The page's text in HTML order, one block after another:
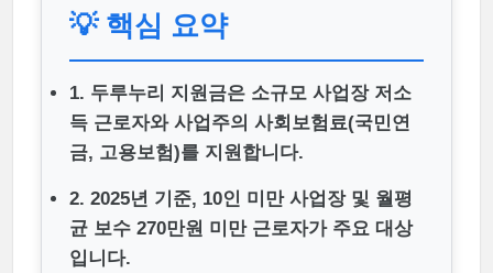
💡 핵심 요약
1. 두루누리 지원금은 소규모 사업장 저소
득 근로자와 사업주의 사회보험료(국민연
금, 고용보험)를 지원합니다.
2. 2025년 기준, 10인 미만 사업장 및 월평
균 보수 270만원 미만 근로자가 주요 대상
입니다.